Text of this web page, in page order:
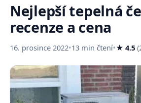
Nejlepší tepelná
recenze a cena
16. prosince 2022•13 min čtení•★ 4.5